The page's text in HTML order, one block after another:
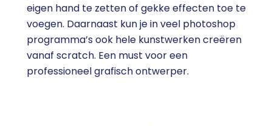
eigen hand te zetten of gekke effecten toe te
voegen. Daarnaast kun je in veel photoshop
programma’s ook hele kunstwerken creëren
vanaf scratch. Een must voor een
professioneel grafisch ontwerper.